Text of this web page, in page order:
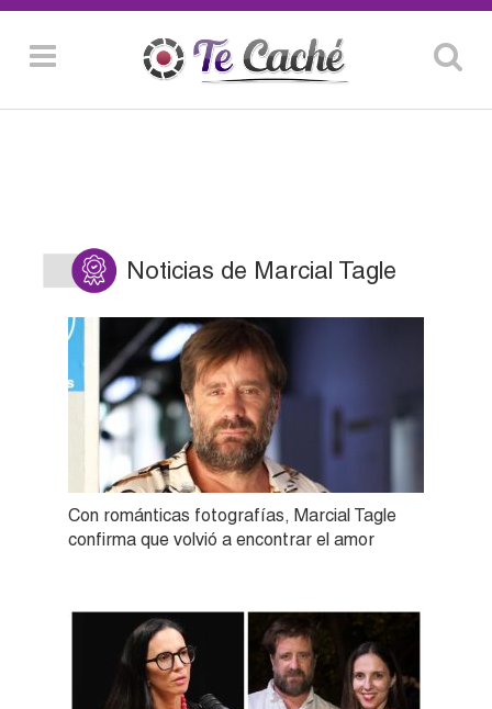
Noticias de Marcial Tagle
Con románticas fotografías, Marcial Tagle
confirma que volvió a encontrar el amor